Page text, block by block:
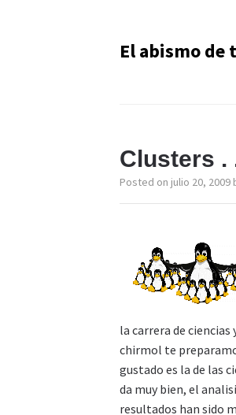
El abismo de
Clusters .
Posted on julio 20, 2009
la carrera de
chirmol te
gustado es la de las
da muy bien, el
resultados han sido